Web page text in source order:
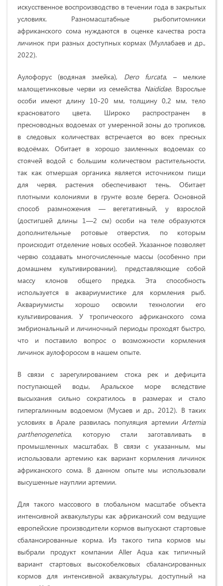
искусственное воспроизводство в течении года в закрытых
условиях. Разномасштабные рыбопитомники
африканского сома нуждаются в оценке качества роста
личинок при разных доступных кормах (Муллабаев и др.,
2022).
Аулофорус (водяная змейка), Dero furcata, – мелкие
малощетинковые черви из семейства Naididae. Взрослые
особи имеют длину 10-20 мм, толщину 0,2 мм, тело
красноватого цвета. Широко распространен в
пресноводных водоемах от умеренной зоны до тропиков,
в следовых количествах встречается во всех пресных
водоёмах. Обитает в хорошо заиленных водоемах со
стоячей водой с большим количеством растительности,
так как отмершая органика является источником пищи
для червя, растения обеспечивают тень. Обитает
плотными колониями в грунте возле берега. Основной
способ размножения — вегетативный, у взрослой
(достигшей длины 1—2 см) особи на теле образуются
дополнительные ротовые отверстия, по которым
происходит отделение новых особей. Указанное позволяет
червю создавать многочисленные массы (особенно при
домашнем культивировании), представляющие собой
массу клонов общего предка. Эта способность
используется в аквариумистике для кормления рыб.
Аквариумисты хорошо освоили технологии его
культивирования. У тропического африканского сома
эмбриональный и личиночный периоды проходят быстро,
что и поставило вопрос о возможности кормления
личинок аулофоросом в нашем опыте.
В связи с зарегулированием стока рек и дефицита
поступающей воды, Аральское море вследствие
высыхания сильно сократилось в размерах и стало
гипергалинным водоемом (Мусаев и др., 2012). В таких
условиях в Арале развилась популяция артемии Artemia
parthenogenetica, которую стали заготавливать в
промышленных масштабах. В связи с указанным, мы
использовали артемию как вариант кормления личинок
африканского сома. В данном опыте мы использовали
высушенные науплии артемии.
Для такого массового в глобальном масштабе объекта
интенсивной аквакультуры как африканский сом ведущие
европейские производители кормов выпускают стартовые
сбалансированные корма. Из такого типа кормов мы
выбрали продукт компании Aller Aqua как типичный
вариант стартовых высокобелковых сбалансированных
кормов для интенсивной аквакультуры, доступный на